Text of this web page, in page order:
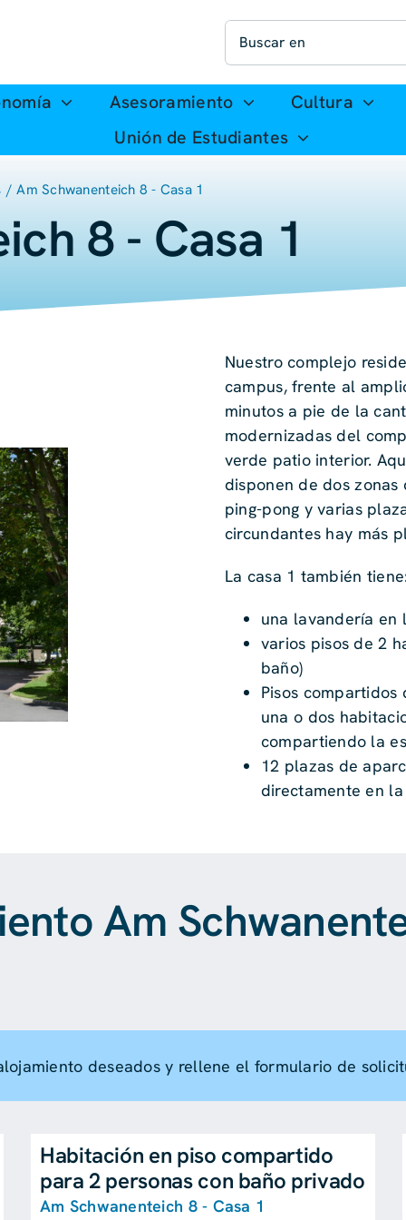
Buscar:
Asesoramiento
Cultura
Unión de Estudiantes
Am Schwanenteich 8 - Casa 1
8 - Casa 1
Nuestro complejo
campus, frente al
minutos a pie de la
modernizadas del
verde patio interior.
disponen de dos
ping-pong y varias
circundantes hay más
La casa 1 también
una lavandería en
varios pisos de 2
baño)
Pisos
una o dos
compartiendo la
12 plazas de
directamente en la
Am
deseados y rellene el formulario de
Habitación en piso compartido
para 2 personas con baño privado
Am Schwanenteich 8 - Casa 1